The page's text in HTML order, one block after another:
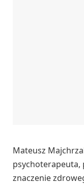
Mateusz
znaczenie